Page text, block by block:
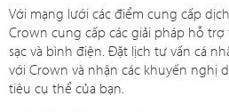
Với mạng lưới các điểm cung cấp
Crown cung cấp các giải pháp hỗ
sạc và bình điện. Đặt lịch tư vấn cá
với Crown và nhận các khuyến nghị
tiêu cụ thể của bạn.